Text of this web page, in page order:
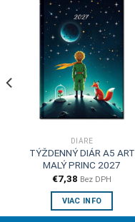
DIÁRE
TÝŽDENNÝ DIÁR A5 ART
MALÝ PRINC 2027
€7,38 Bez DPH
VIAC INFO